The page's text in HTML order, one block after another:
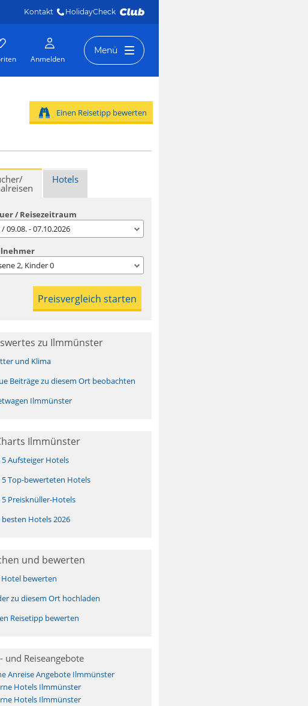
Kontakt HolidayCheck
Anmelden
Menü
Einen Reisetipp bewerten
Hotels
/ Reisezeitraum
09.08. - 07.10.2026
2, Kinder0
zu Ilmmünster
und Klima
Beiträge zu diesem Ort beobachten
Ilmmünster
Ilmmünster
5 Aufsteiger Hotels
5 Top-bewerteten Hotels
5 Preisknüller-Hotels
besten Hotels 2026
und bewerten
Hotel bewerten
zu diesem Ort hochladen
Reisetipp bewerten
und Reiseangebote
Anreise Angebote Ilmmünster
Hotels Ilmmünster
Hotels Ilmmünster